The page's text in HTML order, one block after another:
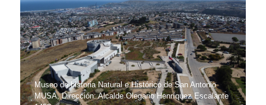
Museo de historia Natural e Histórico de San Antonio
MUSA, Dirección: Alcalde Olegario Henríquez Escalante